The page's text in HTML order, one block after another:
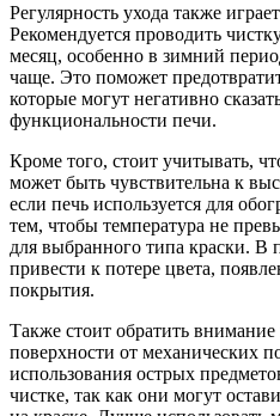
Регулярность ухода также
Рекомендуется проводить
месяц, особенно в зимний
чаще. Это поможет
которые могут негативно
функциональности печи.
Кроме того, стоит учитывать,
может быть чувствительна к
если печь используется для
тем, чтобы температура не
для выбранного типа краски. В
привести к потере цвета,
покрытия.
Также стоит обратить
поверхности от механических
использования острых
чистке, так как они могут